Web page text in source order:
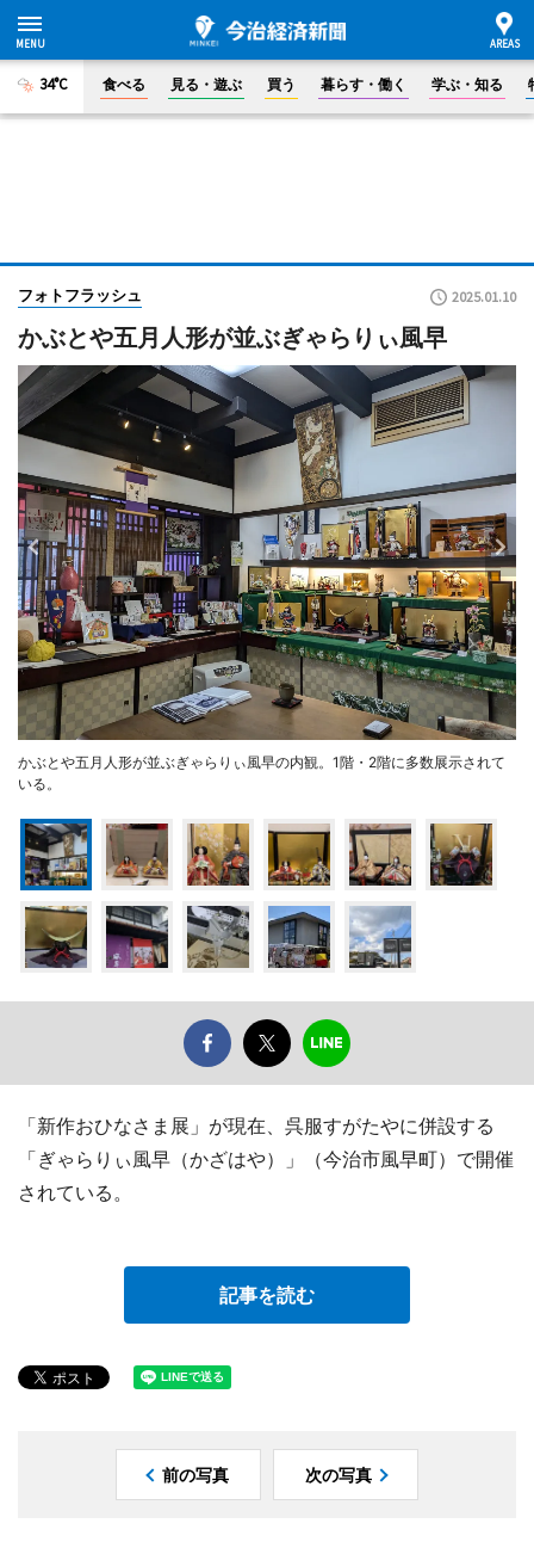
34°C 食べる 見る・遊ぶ 買う 暮らす・働く 学ぶ・知る
フォトフラッシュ 2025.01.10
かぶとや五月人形が並ぶぎゃらりぃ風早
かぶとや五月人形が並ぶぎゃらりぃ風早の内観。1階・2階に多数展示されて
いる。
「新作おひなさま展」が現在、呉服すがたやに併設する
「ぎゃらりぃ風早（かざはや）」（今治市風早町）で開催
されている。
記事を読む
前の写真 次の写真